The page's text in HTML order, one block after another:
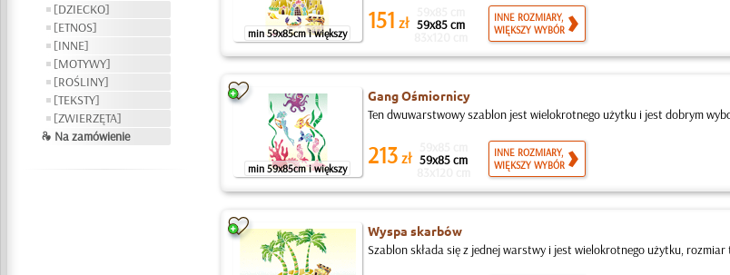
[DZIECKO]
[ETNOS]
[INNE]
[MOTYWY]
[ROŚLINY]
[TEKSTY]
[ZWIERZĘTA]
❧ Na zamówienie
min 59x85cm i większy 151 zł 59x85 cm
INNE ROZMIARY,
WIĘKSZY WYBÓR
min 59x85cm i większy
Gang Ośmiornicy
Ten dwuwarstwowy szablon jest wielokrotnego użytku i jest dobrym
213zł 59x85 cm
INNE ROZMIARY,
WIĘKSZY WYBÓR
Wyspa skarbów
Szablon składa się z jednej warstwy i jest wielokrotnego użytku, rozmiar